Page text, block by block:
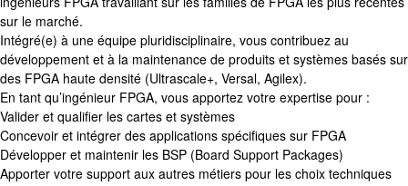
sur le marché.
Intégré(e) à une équipe pluridisciplinaire, vous contribuez au
développement et à la maintenance de produits et systèmes basés sur
des FPGA haute densité (Ultrascale+, Versal, Agilex).
En tant qu’ingénieur FPGA, vous apportez votre expertise pour :
Valider et qualifier les cartes et systèmes
Concevoir et intégrer des applications spécifiques sur FPGA
Développer et maintenir les BSP (Board Support Packages)
Apporter votre support aux autres métiers pour les choix techniques